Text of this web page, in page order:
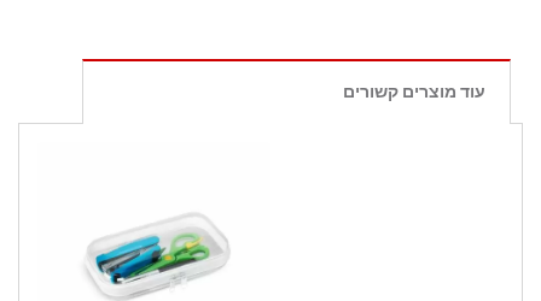
עוד מוצרים קשורים